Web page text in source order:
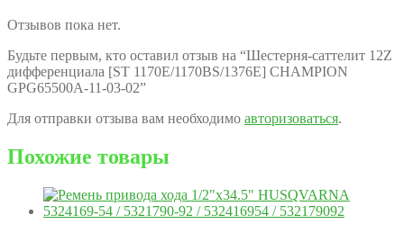
Отзывов пока нет.
Будьте первым, кто оставил отзыв на “Шестерня-саттелит 12Z
дифференциала [ST 1170E/1170BS/1376Е] CHAMPION
GPG65500A-11-03-02”
Для отправки отзыва вам необходимо авторизоваться.
Похожие товары